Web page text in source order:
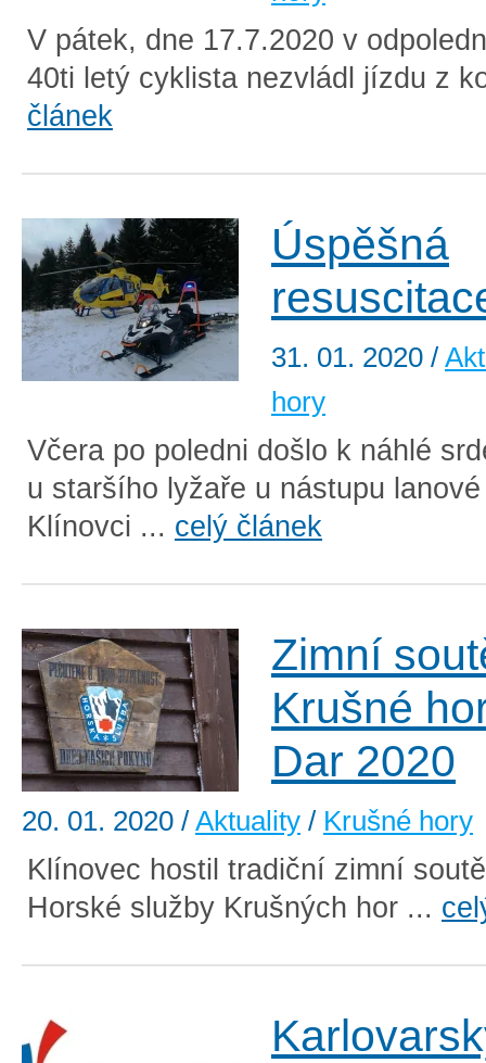
V pátek, dne 17.7.2020 v
40ti letý cyklista nezvládl jízdu z
článek
Úspěšná
31. 01. 2020 /
hory
Včera po poledni došlo k náhlé
u staršího lyžaře u nástupu
Klínovci ... celý článek
Zimní
Krušné
Dar 2020
20. 01. 2020 / Aktuality / Krušné hory
Klínovec hostil tradiční zimní
Horské služby Krušných hor ...